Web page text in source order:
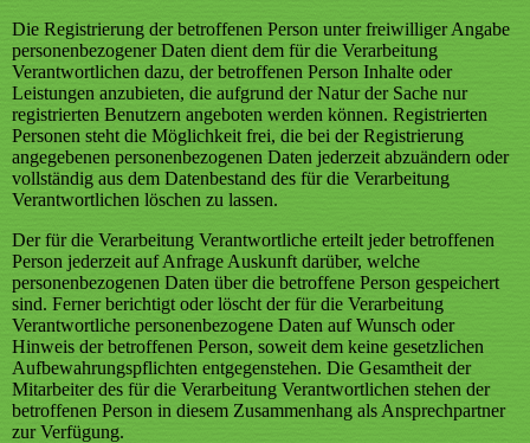
Die Registrierung der betroffenen Person unter freiwilliger Angabe
personenbezogener Daten dient dem für die Verarbeitung
Verantwortlichen dazu, der betroffenen Person Inhalte oder
Leistungen anzubieten, die aufgrund der Natur der Sache nur
registrierten Benutzern angeboten werden können. Registrierten
Personen steht die Möglichkeit frei, die bei der Registrierung
angegebenen personenbezogenen Daten jederzeit abzuändern oder
vollständig aus dem Datenbestand des für die Verarbeitung
Verantwortlichen löschen zu lassen.
Der für die Verarbeitung Verantwortliche erteilt jeder betroffenen
Person jederzeit auf Anfrage Auskunft darüber, welche
personenbezogenen Daten über die betroffene Person gespeichert
sind. Ferner berichtigt oder löscht der für die Verarbeitung
Verantwortliche personenbezogene Daten auf Wunsch oder
Hinweis der betroffenen Person, soweit dem keine gesetzlichen
Aufbewahrungspflichten entgegenstehen. Die Gesamtheit der
Mitarbeiter des für die Verarbeitung Verantwortlichen stehen der
betroffenen Person in diesem Zusammenhang als Ansprechpartner
zur Verfügung.